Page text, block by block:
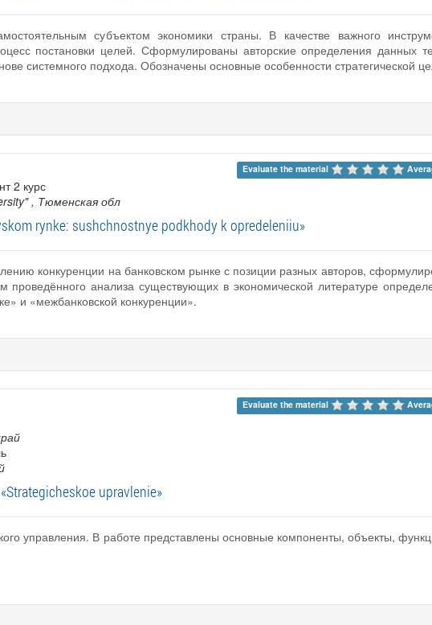
субъектом экономики страны. В качестве важного
постановки целей. Сформулированы авторские определения данных
системного подхода. Обозначены основные особенности стратегической
Evaluate the material
2 курс
, Тюменская обл
rynke: sushchnostnye podkhody k opredeleniiu»
конкуренции на банковском рынке с позиции разных авторов,
проведённого анализа существующих в экономической литературе
и «межбанковской конкуренции».
Evaluate the material
«Strategicheskoe upravlenie»
управления. В работе представлены основные компоненты, объекты,